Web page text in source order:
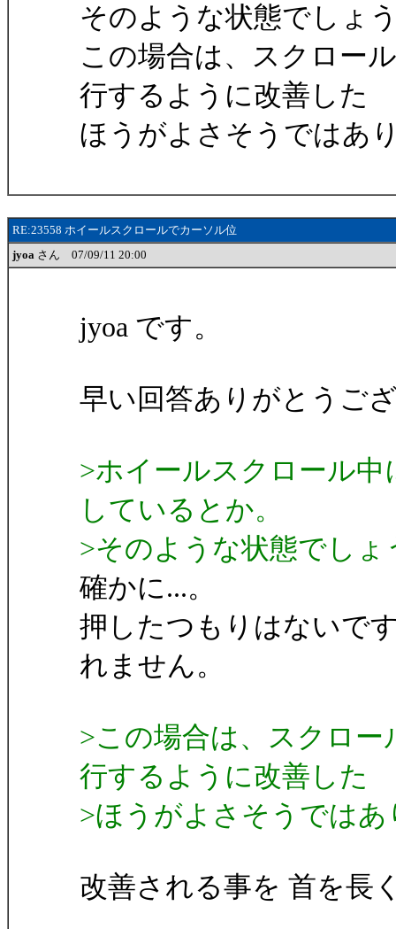
そのような状態でしょ
この場合は、スクロー
行するように改善した
ほうがよさそうではあ
RE:23558 ホイールスクロールでカーソル位
jyoa さん 07/09/11 20:00
jyoa です。
早い回答ありがとうご
>ホイールスクロール
しているとか。
>そのような状態でしょ
確かに...。
押したつもりはないで
れません。
>この場合は、スクロ
行するように改善した
>ほうがよさそうでは
改善される事を 首を長